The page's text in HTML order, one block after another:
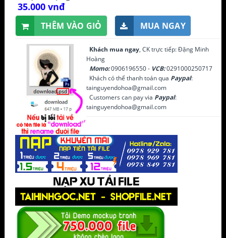
35.000 vnđ
THÊM VÀO GIỎ MUA NGAY
Khách mua ngay, CK trực tiếp: Đặng Minh
Hoàng
Momo:0906196550 - VCB:0291000250717
Khách có thể thanh toán qua Paypal:
tainguyendohoa@gmail.com
Customers can pay via Paypal:
tainguyendohoa@gmail.com